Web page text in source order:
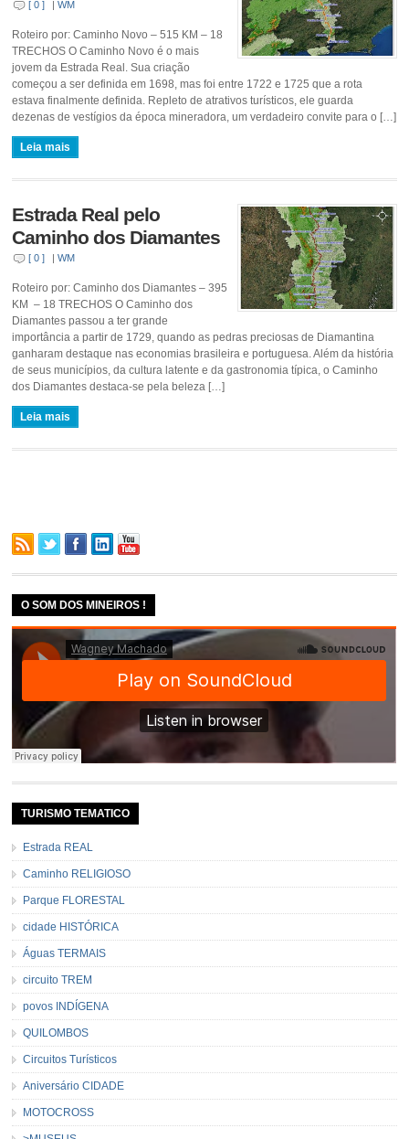
[ 0 ] |WM
Roteiro por: Caminho Novo – 515 KM – 18
TRECHOS O Caminho Novo é o mais
jovem da Estrada Real. Sua criação
começou a ser definida em 1698, mas foi entre 1722 e 1725 que a rota
estava finalmente definida. Repleto de atrativos turísticos, ele guarda
dezenas de vestígios da época mineradora, um verdadeiro convite para o […]
Leia mais
Estrada Real pelo
Caminho dos Diamantes
[ 0 ] |WM
Roteiro por: Caminho dos Diamantes – 395
KM – 18 TRECHOS O Caminho dos
Diamantes passou a ter grande
importância a partir de 1729, quando as pedras preciosas de Diamantina
ganharam destaque nas economias brasileira e portuguesa. Além da história
de seus municípios, da cultura latente e da gastronomia típica, o Caminho
dos Diamantes destaca-se pela beleza […]
Leia mais
O SOM DOS MINEIROS !
TURISMO TEMATICO
Estrada REAL
Caminho RELIGIOSO
Parque FLORESTAL
cidade HISTÓRICA
Águas TERMAIS
circuito TREM
povos INDÍGENA
QUILOMBOS
Circuitos Turísticos
Aniversário CIDADE
MOTOCROSS